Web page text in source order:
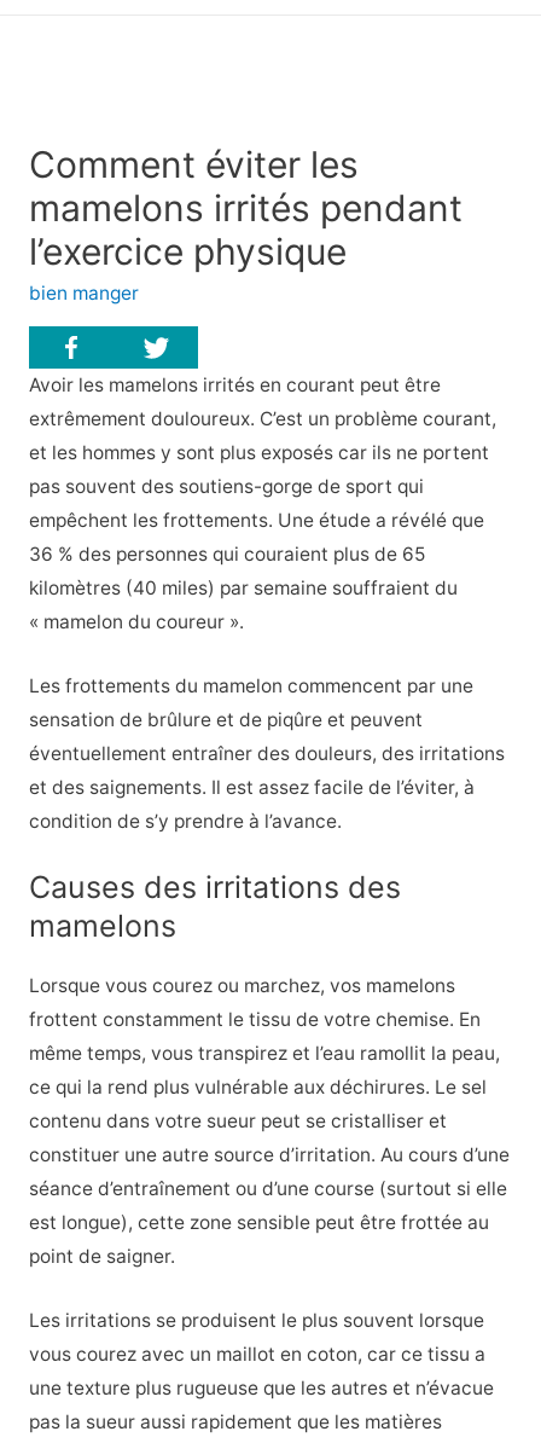
Comment éviter les
mamelons irrités pendant
l’exercice physique
bien manger
Avoir les mamelons irrités en courant peut être
extrêmement douloureux. C’est un problème courant,
et les hommes y sont plus exposés car ils ne portent
pas souvent des soutiens-gorge de sport qui
empêchent les frottements. Une étude a révélé que
36 % des personnes qui couraient plus de 65
kilomètres (40 miles) par semaine souffraient du
« mamelon du coureur ».
Les frottements du mamelon commencent par une
sensation de brûlure et de piqûre et peuvent
éventuellement entraîner des douleurs, des irritations
et des saignements. Il est assez facile de l’éviter, à
condition de s’y prendre à l’avance.
Causes des irritations des
mamelons
Lorsque vous courez ou marchez, vos mamelons
frottent constamment le tissu de votre chemise. En
même temps, vous transpirez et l’eau ramollit la peau,
ce qui la rend plus vulnérable aux déchirures. Le sel
contenu dans votre sueur peut se cristalliser et
constituer une autre source d’irritation. Au cours d’une
séance d’entraînement ou d’une course (surtout si elle
est longue), cette zone sensible peut être frottée au
point de saigner.
Les irritations se produisent le plus souvent lorsque
vous courez avec un maillot en coton, car ce tissu a
une texture plus rugueuse que les autres et n’évacue
pas la sueur aussi rapidement que les matières